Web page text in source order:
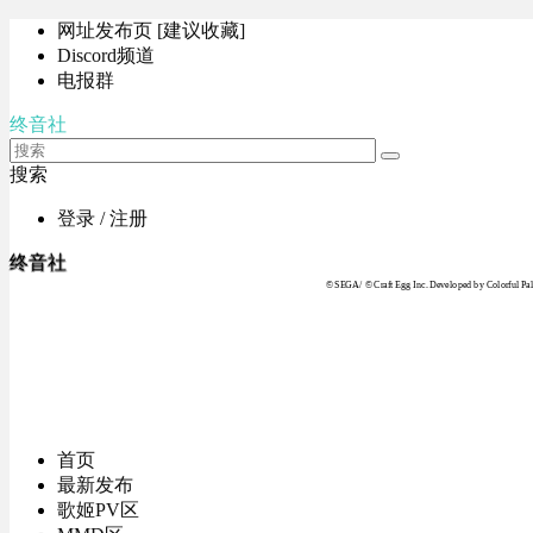
网址发布页 [建议收藏]
Discord频道
电报群
终音社
搜索
登录 / 注册
终音社
© SEGA / © Craft Egg Inc. Developed by Colorful
首页
最新发布
歌姬PV区